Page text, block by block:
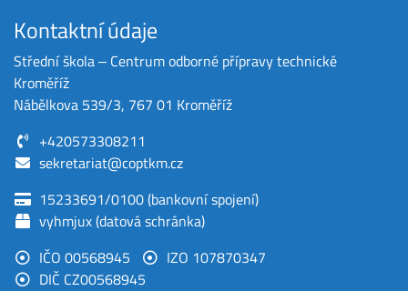
Kontaktní údaje
Střední škola ‒ Centrum odborné přípravy technické
Kroměříž
Nábělkova 539/3, 767 01 Kroměříž
+420573308211
sekretariat@coptkm.cz
15233691/0100 (bankovní spojení)
vyhmjux (datová schránka)
IČO 00568945
IZO 107870347
DIČ CZ00568945